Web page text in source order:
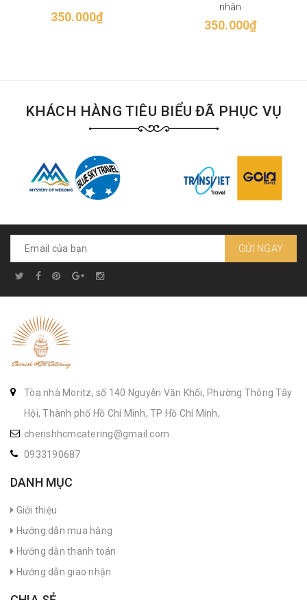
350.000₫
nhân
350.000₫
KHÁCH HÀNG TIÊU BIỂU ĐÃ PHỤC VỤ
GỬI NGAY
Tòa nhà Moritz, số 140 Nguyễn Văn Khối, Phường Thông Tây
Hội, Thành phố Hồ Chí Minh, TP Hồ Chí Minh,
cherishhcmcatering@gmail.com
0933190687
DANH MỤC
Giới thiệu
Hướng dẫn mua hàng
Hướng dẫn thanh toán
Hướng dẫn giao nhận